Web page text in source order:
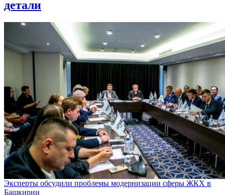
детали
Эксперты обсудили проблемы модернизации сферы ЖКХ в
Башкирии